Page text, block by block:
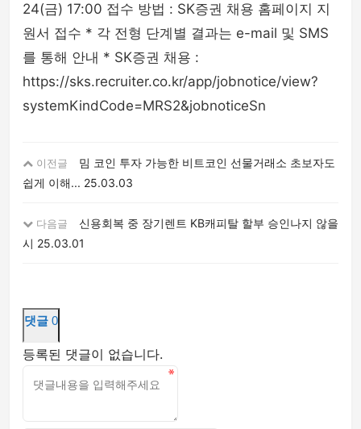
24(금) 17:00 접수 방법 : SK증권 채용 홈페이지 지
원서 접수 * 각 전형 단계별 결과는 e-mail 및 SMS
를 통해 안내 * SK증권 채용 :
https://sks.recruiter.co.kr/app/jobnotice/view?
systemKindCode=MRS2&jobnoticeSn
이전글
밈 코인 투자 가능한 비트코인 선물거래소 초보자도
쉽게 이해... 25.03.03
다음글
신용회복 중 장기렌트 KB캐피탈 할부 승인나지 않을
시 25.03.01
댓글 0
등록된 댓글이 없습니다.